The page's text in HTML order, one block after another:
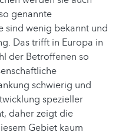
genannte
sind wenig bekannt und
Das trifft in Europa in
der Betroffenen so
schwierig und
spezieller
daher zeigt die
Gebiet kaum